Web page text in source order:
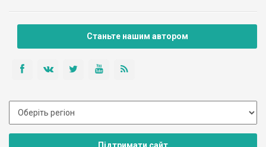
Станьте нашим автором